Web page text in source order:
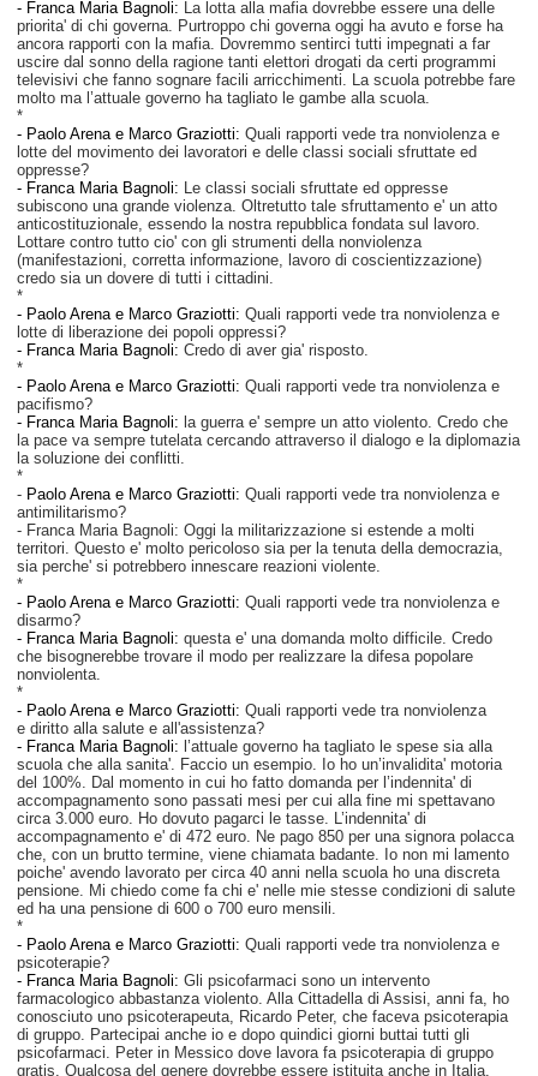
- Franca Maria Bagnoli: La lotta alla mafia dovrebbe essere una delle
priorita' di chi governa. Purtroppo chi governa oggi ha avuto e forse ha
ancora rapporti con la mafia. Dovremmo sentirci tutti impegnati a far
uscire dal sonno della ragione tanti elettori drogati da certi programmi
televisivi che fanno sognare facili arricchimenti. La scuola potrebbe fare
molto ma l’attuale governo ha tagliato le gambe alla scuola.
*
- Paolo Arena e Marco Graziotti: Quali rapporti vede tra nonviolenza e
lotte del movimento dei lavoratori e delle classi sociali sfruttate ed
oppresse?
- Franca Maria Bagnoli: Le classi sociali sfruttate ed oppresse
subiscono una grande violenza. Oltretutto tale sfruttamento e' un atto
anticostituzionale, essendo la nostra repubblica fondata sul lavoro.
Lottare contro tutto cio' con gli strumenti della nonviolenza
(manifestazioni, corretta informazione, lavoro di coscientizzazione)
credo sia un dovere di tutti i cittadini.
*
- Paolo Arena e Marco Graziotti: Quali rapporti vede tra nonviolenza e
lotte di liberazione dei popoli oppressi?
- Franca Maria Bagnoli: Credo di aver gia' risposto.
*
- Paolo Arena e Marco Graziotti: Quali rapporti vede tra nonviolenza e
pacifismo?
- Franca Maria Bagnoli: la guerra e' sempre un atto violento. Credo che
la pace va sempre tutelata cercando attraverso il dialogo e la diplomazia
la soluzione dei conflitti.
*
- Paolo Arena e Marco Graziotti: Quali rapporti vede tra nonviolenza e
antimilitarismo?
- Franca Maria Bagnoli: Oggi la militarizzazione si estende a molti
territori. Questo e' molto pericoloso sia per la tenuta della democrazia,
sia perche' si potrebbero innescare reazioni violente.
*
- Paolo Arena e Marco Graziotti: Quali rapporti vede tra nonviolenza e
disarmo?
- Franca Maria Bagnoli: questa e' una domanda molto difficile. Credo
che bisognerebbe trovare il modo per realizzare la difesa popolare
nonviolenta.
*
- Paolo Arena e Marco Graziotti: Quali rapporti vede tra nonviolenza
e diritto alla salute e all'assistenza?
- Franca Maria Bagnoli: l’attuale governo ha tagliato le spese sia alla
scuola che alla sanita'. Faccio un esempio. Io ho un’invalidita' motoria
del 100%. Dal momento in cui ho fatto domanda per l’indennita' di
accompagnamento sono passati mesi per cui alla fine mi spettavano
circa 3.000 euro. Ho dovuto pagarci le tasse. L’indennita' di
accompagnamento e' di 472 euro. Ne pago 850 per una signora polacca
che, con un brutto termine, viene chiamata badante. Io non mi lamento
poiche' avendo lavorato per circa 40 anni nella scuola ho una discreta
pensione. Mi chiedo come fa chi e' nelle mie stesse condizioni di salute
ed ha una pensione di 600 o 700 euro mensili.
*
- Paolo Arena e Marco Graziotti: Quali rapporti vede tra nonviolenza e
psicoterapie?
- Franca Maria Bagnoli: Gli psicofarmaci sono un intervento
farmacologico abbastanza violento. Alla Cittadella di Assisi, anni fa, ho
conosciuto uno psicoterapeuta, Ricardo Peter, che faceva psicoterapia
di gruppo. Partecipai anche io e dopo quindici giorni buttai tutti gli
psicofarmaci. Peter in Messico dove lavora fa psicoterapia di gruppo
gratis. Qualcosa del genere dovrebbe essere istituita anche in Italia.